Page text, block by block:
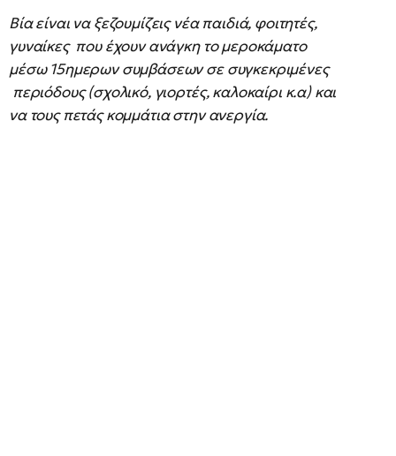
Βία είναι να ξεζουμίζεις νέα παιδιά, φοιτητές,
γυναίκες που έχουν ανάγκη το μεροκάματο
μέσω 15ημερων συμβάσεων σε συγκεκριμένες
περιόδους (σχολικό, γιορτές, καλοκαίρι κ.α) και
να τους πετάς κομμάτια στην ανεργία.